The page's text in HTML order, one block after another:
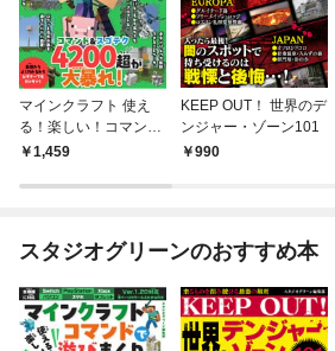
マインクラフト 使え
る！楽しい！コマンド
で游びまくり
1,459
KEEP OUT！ 世界のデ
ンジャー・ゾーン101
990
スタジオグリーンのおすすめ本